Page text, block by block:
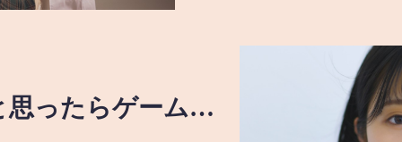
思ったらゲーム…